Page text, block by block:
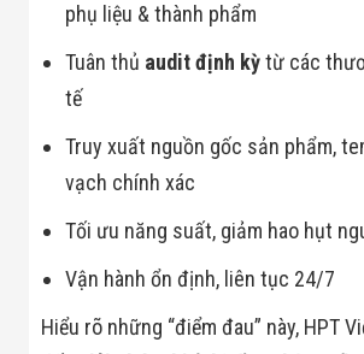
phụ liệu & thành phẩm
Tuân thủ audit định kỳtừ các
tế
Truy xuất nguồn gốc sản phẩm,
vạch chính xác
Tối ưu năng suất, giảm hao hụt
Vận hành ổn định, liên tục 24/7
Hiểu rõ những “điểm đau” này, HPT